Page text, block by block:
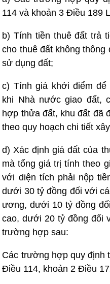
114 và khoản 3 Điều 189
b) Tính tiền thuê đất trả
cho thuê đất không
sử dụng đất;
c) Tính giá khởi điểm
khi Nhà nước giao đất,
hợp thửa đất, khu đất đã
theo quy hoạch chi tiết
d) Xác định giá đất của
mà tổng giá trị tính theo
với diện tích phải nộp
dưới 30 tỷ đồng đối với
ương, dưới 10 tỷ đồng
cao, dưới 20 tỷ đồng đối
trường hợp sau:
Các trường hợp quy định
Điều 114, khoản 2 Điều